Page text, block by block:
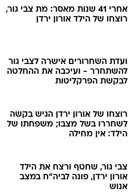
אחרי 41 שנות מאסר: מת צבי גור,
רוצחו של הילד אורון ירדן
ועדת השחרורים אישרה לצבי גור
להשתחרר - ועיכבה את ההחלטה
לבקשת הפרקליטות
רוצחו של אורון ירדן הגיש בקשה
לשחררו בשל מצבו; משפחתו של
הילד: אין מחילה
צבי גור, שחטף ורצח את הילד
אורון ירדן, פונה לביה"ח במצב
אנוש